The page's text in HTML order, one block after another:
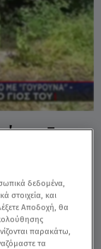
Σε
δεδομένα,
στοιχεία, και
Αποδοχή, θα
παρακάτω,
τα